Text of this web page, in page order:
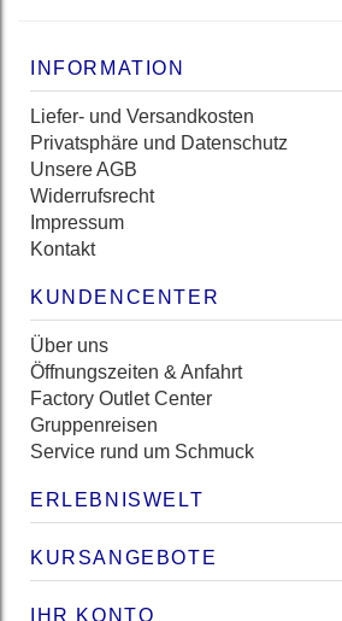
INFORMATION
Liefer- und Versandkosten
Privatsphäre und Datenschutz
Unsere AGB
Widerrufsrecht
Impressum
Kontakt
KUNDENCENTER
Über uns
Öffnungszeiten & Anfahrt
Factory Outlet Center
Gruppenreisen
Service rund um Schmuck
ERLEBNISWELT
KURSANGEBOTE
IHR KONTO